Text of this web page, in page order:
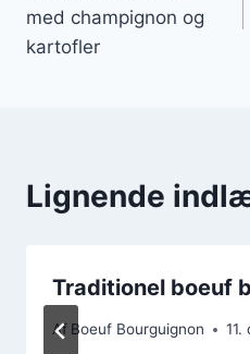
med champignon og
kartofler
Lignende
Traditionel boeuf
Af Boeuf Bourguignon